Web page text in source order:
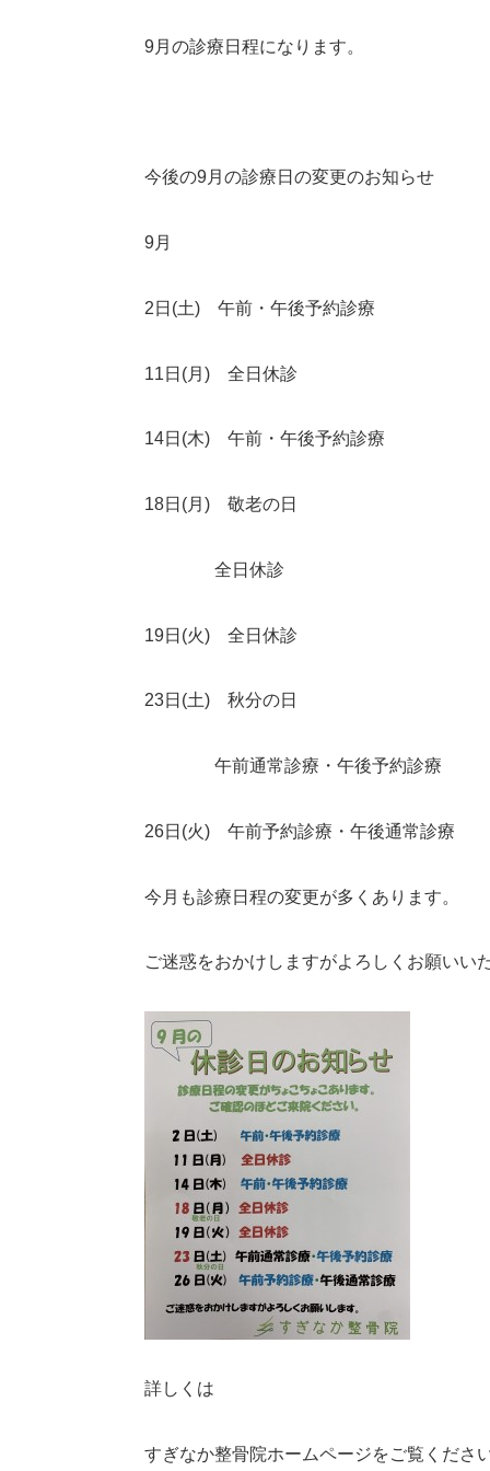
9月の診療日程になります。
今後の9月の診療日の変更のお知らせ
9月
2 日 (土) 午前・午後予約診療
11 日 (月 ) 全日休診
14日 (木) 午前・午後予約診療
18日 (月 ) 敬老の日
全日休診
19日 (火) 全日休診
23日 (土) 秋分の日
午前通常診療・午後予約診療
26日 (火) 午前予約診療・午後通常診療
今月も診療日程の変更が多くあります。
ご迷惑をおかけしますがよろしくお願いい
詳しくは
すぎなか整骨院ホームページをご覧くださ